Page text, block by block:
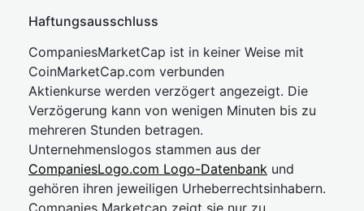
Haftungsausschluss
CompaniesMarketCap ist in keiner Weise mit
CoinMarketCap.com verbunden
Aktienkurse werden verzögert angezeigt. Die
Verzögerung kann von wenigen Minuten bis zu
mehreren Stunden betragen.
Unternehmenslogos stammen aus der
CompaniesLogo.com Logo-Datenbank und
gehören ihren jeweiligen Urheberrechtsinhabern.
Companies Marketcap zeigt sie nur zu